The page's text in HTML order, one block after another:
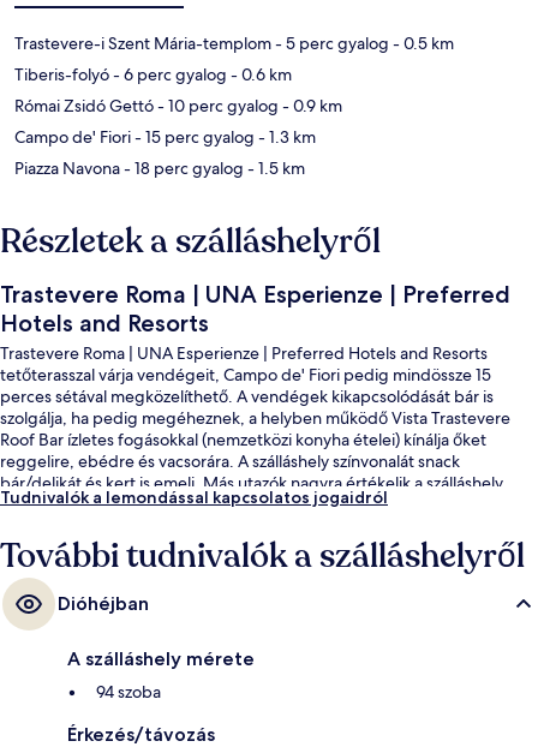
Trastevere-i Szent Mária-templom- 5 perc gyalog - 0.5 km
Tiberis-folyó- 6 perc gyalog - 0.6 km
Római Zsidó Gettó- 10 perc gyalog - 0.9 km
Campo de' Fiori- 15 perc gyalog - 1.3 km
Piazza Navona- 18 perc gyalog - 1.5 km
Részletek a szálláshelyről
Trastevere Roma | UNA Esperienze | Preferred
Hotels and Resorts
Trastevere Roma | UNA Esperienze | Preferred Hotels and Resorts
tetőterasszal várja vendégeit, Campo de' Fiori pedig mindössze 15
perces sétával megközelíthető. A vendégek kikapcsolódását bár is
szolgálja, ha pedig megéheznek, a helyben működő Vista Trastevere
Roof Bar ízletes fogásokkal (nemzetközi konyha ételei) kínálja őket
reggelire, ebédre és vacsorára. A szálláshely színvonalát snack
bár/delikát és kert is emeli. Más utazók nagyra értékelik a szálláshely
következő jellemzőit: segítőkész személyzet és a szálláshely általános
Trastevere/Min. P. Istruzione villamosmegálló 3 perc, Induno
villamosmegálló pedig 4 perc séta.
Tudnivalók a lemondással kapcsolatos jogaidról
További tudnivalók a szálláshelyről
Dióhéjban
A szálláshely mérete
94 szoba
Érkezés/távozás